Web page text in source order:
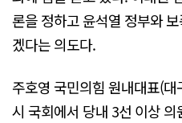
론을 정하고 윤석열 정부와
겠다는 의도다.
주호영 국민의힘 원내대표(
시 국회에서 당내 3선 이상